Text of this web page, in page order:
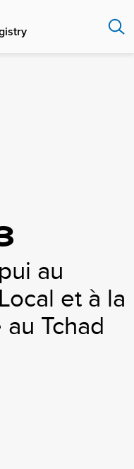
au
et à la
Tchad